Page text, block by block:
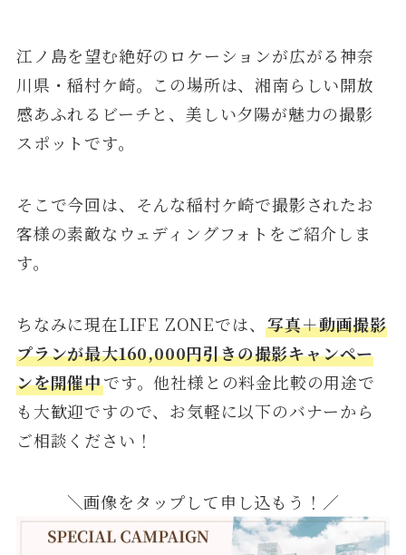
江ノ島を望む絶好のロケーションが広がる神奈
川県・稲村ケ崎。この場所は、湘南らしい開放
感あふれるビーチと、美しい夕陽が魅力の撮影
スポットです。
そこで今回は、そんな稲村ケ崎で撮影されたお
客様の素敵なウェディングフォトをご紹介しま
す。
ちなみに現在LIFE ZONEでは、写真＋動画撮影
プランが最大160,000円引きの撮影キャンペー
ンを開催中です。他社様との料金比較の用途で
も大歓迎ですので、お気軽に以下のバナーから
ご相談ください！
＼画像をタップして申し込もう！／